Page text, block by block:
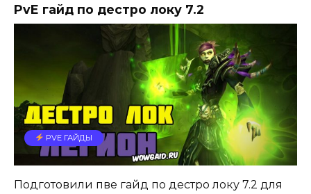
PvE гайд по дестро локу 7.2
PVE ГАЙДЫ
Подготовили пве гайд по дестро локу 7.2 для